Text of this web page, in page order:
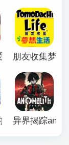
妹恶作剧游戏
朋友收集梦想
版
狸魅惑万花筒
异界揭踪